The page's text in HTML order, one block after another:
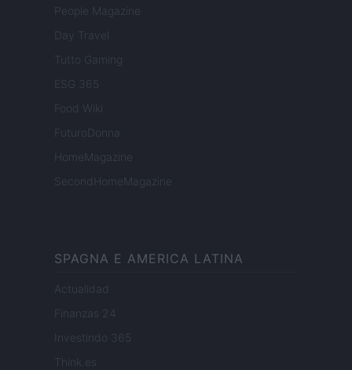
People Magazine
Day Travel
Tutto Gaming
ESG 365
Food Wiki
FuturoDonna
HomeMagazine
SecondHomeMagazine
SPAGNA E AMERICA LATINA
Actualidad
Finanzas 24
Investindo 365
Think.es